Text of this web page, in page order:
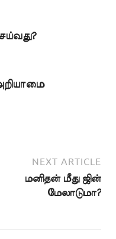
NEXT ARTICLE
மனிதன் மீது ஜின்
மேலாடுமா?